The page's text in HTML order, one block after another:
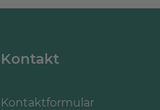
Kontakt
Kontaktformular